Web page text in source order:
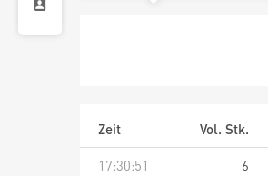
Zeit Vol. Stk.
17:30:51
6